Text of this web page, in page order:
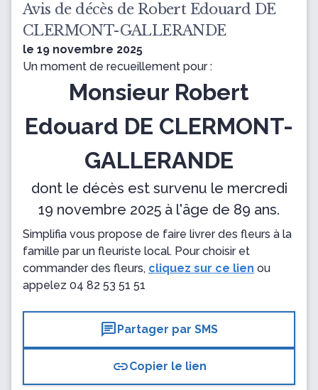
Avis de décès de Robert Edouard DE
CLERMONT-GALLERANDE
le 19 novembre 2025
Un moment de recueillement pour :
Monsieur Robert
Edouard DE CLERMONT-
GALLERANDE
dont le décès est survenu le mercredi
19 novembre 2025 à l'âge de 89 ans.
Simplifia vous propose de faire livrer des fleurs à la
famille par un fleuriste local. Pour choisir et
commander des fleurs, cliquez sur ce lien ou
appelez 04 82 53 51 51
chatPartager par SMS
linkCopier le lien